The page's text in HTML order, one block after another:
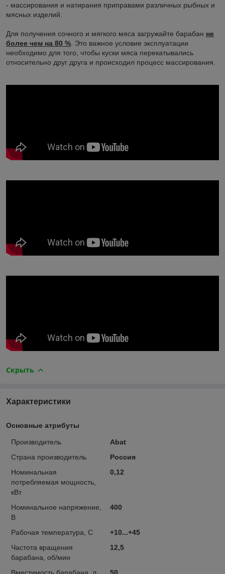
- массирования и натирания приправами различных рыбных и
мясных изделий.
Для получения сочного и мягкого мяса загружайте барабан не
более чем на 80 % . Это важное условие эксплуатации
необходимо для того, чтобы куски мяса перекатывались
относительно друг друга и происходил процесс массирования.
Скрыть
Характеристики
Основные атрибуты
Производитель
Abat
Страна производитель
Россия
Номинальная
потребляемая мощность,
кВт
0,12
Номинальное напряжение,
В
400
Рабочая температура, С
+10...+45
Частота вращения
барабана, об/мин
12,5